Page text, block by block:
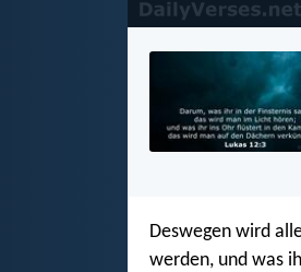
Deswegen wird
werden, und was